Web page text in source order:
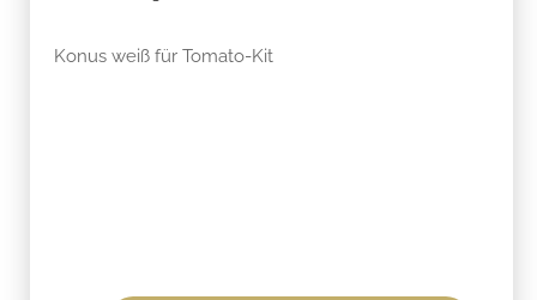
Konus weiß für Tomato-Kit